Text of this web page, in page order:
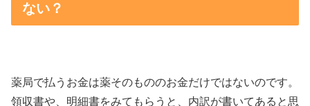
ない？
薬局で払うお金は薬そのもののお金だけではないのです。
領収書や、明細書をみてもらうと、内訳が書いてあると思